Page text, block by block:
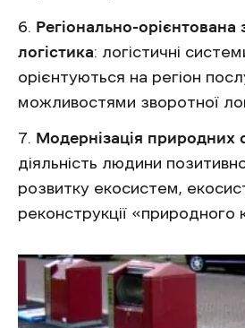
Регіонально-орієнтована
логістика: логістичні
орієнтуються на регіон
можливостями зворотної
Модернізація природних
діяльність людини
розвитку екосистем,
реконструкції «природного